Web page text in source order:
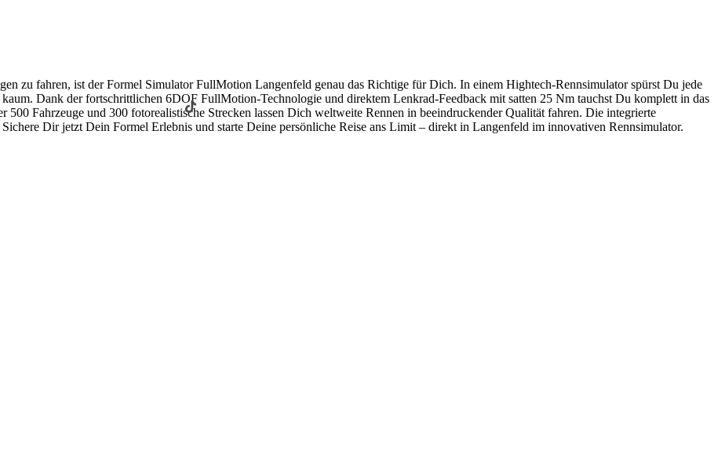
zu fahren, ist der Formel Simulator FullMotion Langenfeld genau das Richtige für Dich. In einem Hightech-Rennsimulator spürst Du jede
Dank der fortschrittlichen 6DOF FullMotion-Technologie und direktem Lenkrad-Feedback mit satten 25 Nm tauchst Du komplett in das
Fahrzeuge und 300 fotorealistische Strecken lassen Dich weltweite Rennen in beeindruckender Qualität fahren. Die integrierte
Dir jetzt Dein Formel Erlebnis und starte Deine persönliche Reise ans Limit – direkt in Langenfeld im innovativen Rennsimulator.